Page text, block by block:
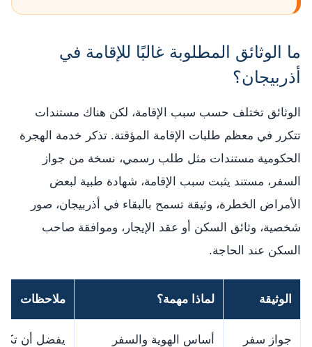
ما الوثائق المطلوبة غالبًا للإقامة في
أذربيجان؟
الوثائق تختلف حسب سبب الإقامة، لكن هناك مستندات
تتكرر في معظم طلبات الإقامة المؤقتة. تذكر خدمة الهجرة
الحكومية مستندات مثل طلب رسمي، نسخة من جواز
السفر، مستند يثبت سبب الإقامة، شهادة طبية لبعض
الأمراض الخطرة، وثيقة تسمح بالبقاء في أذربيجان، صور
شخصية، وثائق السكن أو عقد الإيجار، وموافقة صاحب
السكن عند الحاجة.
الوثيقة لماذا مهمة؟ ملاحظات
جواز سفر
أساس الهوية والسفر
يفضل أن